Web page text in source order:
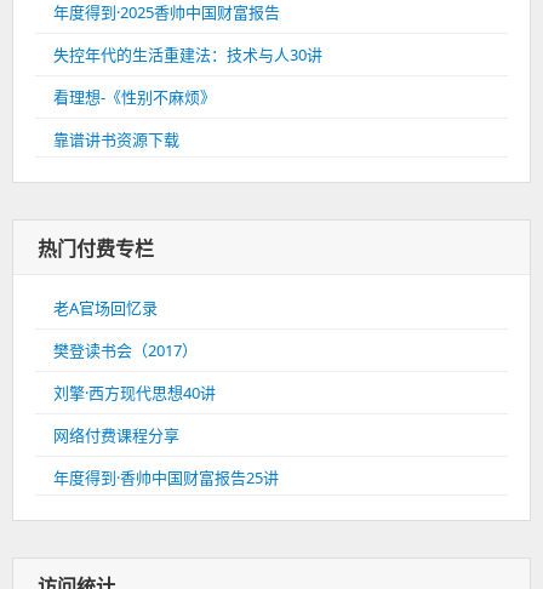
年度得到·2025香帅中国财富报告
失控年代的生活重建法：技术与人30讲
看理想-《性别不麻烦》
靠谱讲书资源下载
热门付费专栏
老A官场回忆录
樊登读书会（2017）
刘擎·西方现代思想40讲
网络付费课程分享
年度得到·香帅中国财富报告25讲